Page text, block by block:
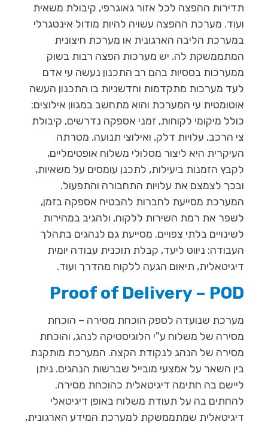
תדירות ההפצה לכל אזור גאוגרפי, קיבולת משאית
ועוד. מערכת ההפצה עשויה להיות מודול אינטגרלי
במערכת הליבה הארגונית או מערכת חיצונית
המתממשקת לה. יש מערכות הפצה רבות בשוק
ממערכות בססיות בהם רב התכנון נעשה עי אדם
לעד מערכות מתקדמות וחדשניות בו התכנון העשה
אוטומטית עי המערכת והוא מתחשב במגוון אילוצים:
כולל מיקומי לקוחות, זמני אספקה נדרשים, קיבולת
צי הרכב, עלויות דלק, ואילוצי תנועה. מטרתה
העיקרית היא ליצור מסלולי משלוח אופטימליים,
לקבץ הזמנות ביעילות, לתכנן עומסים על משאיות,
ובכך לצמצם את עלויות התחבורה והתפעול.
המערכת מסייעת לחברות להבטיח אספקה בזמן,
לשפר את רמת השירות ללקוח, ולהגיב במהירות
לשינויים בלתי צפויים. מסייעת גם לנהגים בתהלך
העבודה: ניווט ליעד, קבלת תוכנית עבודה יומית
דיגיטאלית, תיאום הגעה ללקוח מהדרך ועוד.
Proof of Delivery – POD
מערכת שנועדה לספק הוכחת מסירה – הוכחת
מסירה של משלוח ע"י הלוגיסטיקה לנהג, והוכחת
מסירה של הנהג לנקודת הקצה. המערכת מותקנת
בין השאר על אמצעי מובייל שברשות הנהגים. ניתן
ליישם בה חתימה דיגיטאלית כהוכחת מסירה.
להחתים בה על תעודת משלוח באופן דיגיטאלי
דיגיטאלית שמתממשקת למערכת המידע הארגונית,